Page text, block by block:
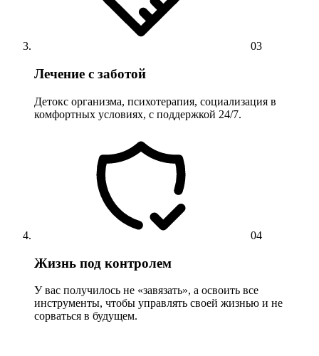
03
Лечение с заботой
Детокс организма, психотерапия, социализация в
комфортных условиях, с поддержкой 24/7.
04
Жизнь под контролем
У вас получилось не «завязать», а освоить все
инструменты, чтобы управлять своей жизнью и не
сорваться в будущем.